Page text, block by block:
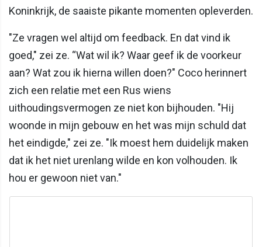
Koninkrijk, de saaiste pikante momenten opleverden.
"Ze vragen wel altijd om feedback. En dat vind ik
goed," zei ze. “Wat wil ik? Waar geef ik de voorkeur
aan? Wat zou ik hierna willen doen?" Coco herinnert
zich een relatie met een Rus wiens
uithoudingsvermogen ze niet kon bijhouden. "Hij
woonde in mijn gebouw en het was mijn schuld dat
het eindigde," zei ze. "Ik moest hem duidelijk maken
dat ik het niet urenlang wilde en kon volhouden. Ik
hou er gewoon niet van."